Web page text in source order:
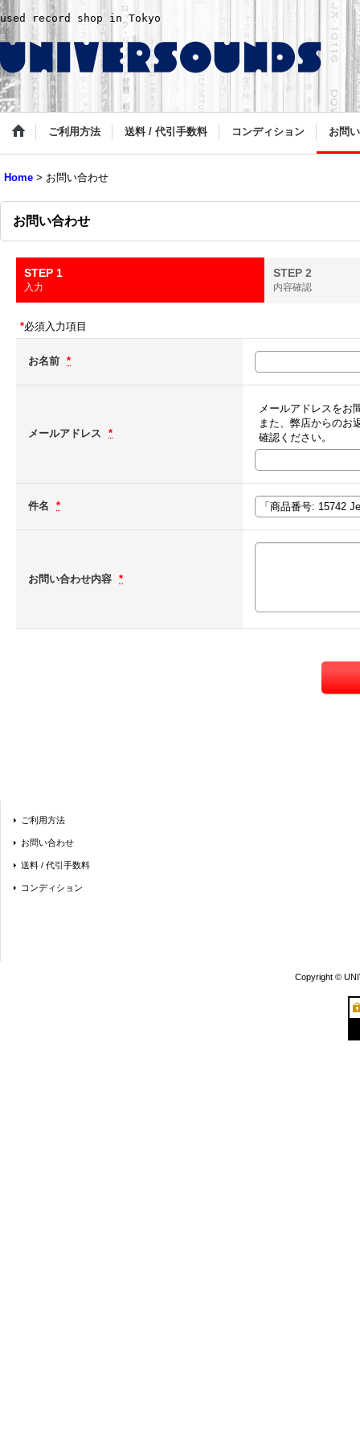
used record shop in Tokyo
ご利用方法 送料 / 代引手数料 コンディション お問
Home > お問い合わせ
お問い合わせ
STEP 1
入力
STEP 2
内容確認
*必須入力項目
お名前 *
メールアドレス *
メールアドレスをお
また、弊店からのお
確認ください。
件名 *
お問い合わせ内容 *
ご利用方法
お問い合わせ
送料 / 代引手数料
コンディション
Copyright ©